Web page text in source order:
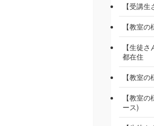
【受講
【教室
【生徒
都在住
【教室
【教室
ース)